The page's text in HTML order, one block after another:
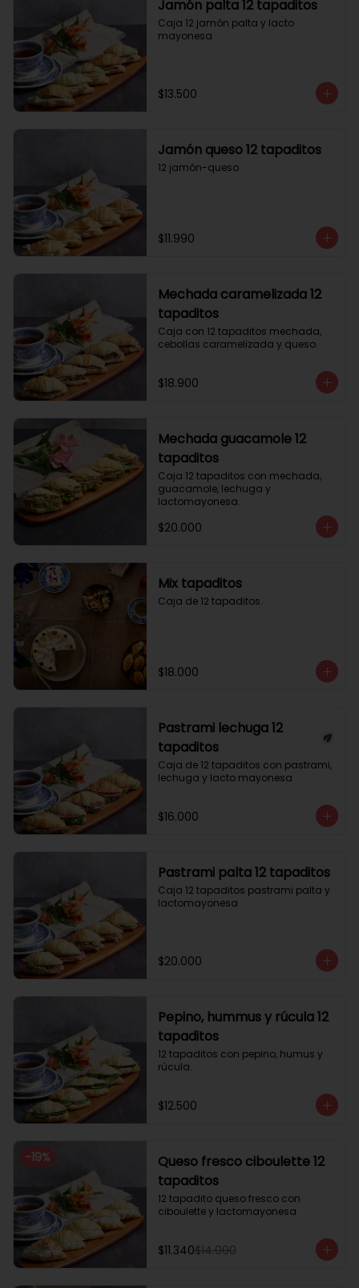
Jamón palta 12 tapaditos
Caja 12 jamón palta y lacto
mayonesa
$13.500
Jamón queso 12 tapaditos
12 jamón-queso
$11.990
Mechada caramelizada 12
tapaditos
Caja con 12 tapaditos mechada,
cebollas caramelizada y queso.
$18.900
Mechada guacamole 12
tapaditos
Caja 12 tapaditos con mechada,
guacamole, lechuga y
lactomayonesa.
$20.000
Mix tapaditos
Caja de 12 tapaditos.
$18.000
Pastrami lechuga 12
tapaditos
Caja de 12 tapaditos con pastrami,
lechuga y lacto mayonesa
$16.000
Pastrami palta 12 tapaditos
Caja 12 tapaditos pastrami palta y
lactomayonesa
$20.000
Pepino, hummus y rúcula 12
tapaditos
12 tapaditos con pepino, humus y
rúcula.
$12.500
-19%
Queso fresco ciboulette 12
tapaditos
12 tapadito queso fresco con
ciboulette y lactomayonesa
$11.340$14.000